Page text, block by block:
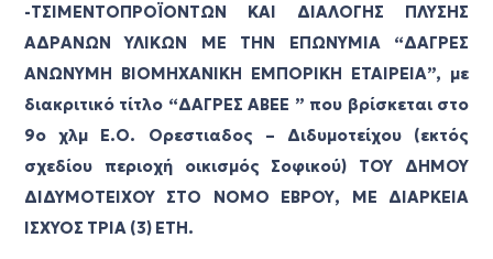
-ΤΣΙΜΕΝΤΟΠΡΟΪΟΝΤΩΝ ΚΑΙ ΔΙΑΛΟΓΗΣ ΠΛΥΣΗΣ
ΑΔΡΑΝΩΝ ΥΛΙΚΩΝ ΜΕ ΤΗΝ ΕΠΩΝΥΜΙΑ “ΔΑΓΡΕΣ
ΑΝΩΝΥΜΗ ΒΙΟΜΗΧΑΝΙΚΗ ΕΜΠΟΡΙΚΗ ΕΤΑΙΡΕΙΑ”, με
διακριτικό τίτλο “ΔΑΓΡΕΣ ΑΒΕΕ ” που βρίσκεται στο
9ο χλμ Ε.Ο. Ορεστιαδος – Διδυμοτείχου (εκτός
σχεδίου περιοχή οικισμός Σοφικού) ΤΟΥ ΔΗΜΟΥ
ΔΙΔΥΜΟΤΕΙΧΟΥ ΣΤΟ ΝΟΜΟ ΕΒΡΟΥ, ΜΕ ΔΙΑΡΚΕΙΑ
ΙΣΧΥΟΣ ΤΡΙΑ (3) ΕΤΗ.